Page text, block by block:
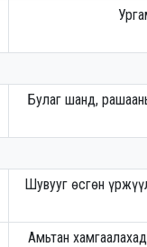
Булаг шанд,
Шувууг өсгөн
Амьтан